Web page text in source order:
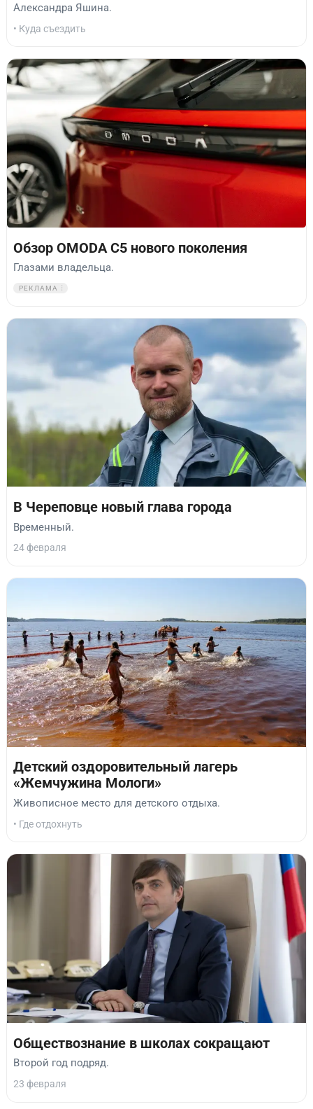
Александра Яшина.
• Куда съездить
Обзор OMODA C5 нового поколения
Глазами владельца.
РЕКЛАМА
В Череповце новый глава города
Временный.
24 февраля
Детский оздоровительный лагерь
«Жемчужина Мологи»
Живописное место для детского отдыха.
• Где отдохнуть
Обществознание в школах сокращают
Второй год подряд.
23 февраля